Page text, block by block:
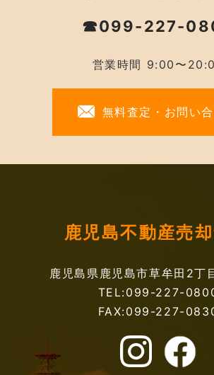
☎099-227-
営業時間 9:00〜
無料査定・お問い
鹿児島不動産売
鹿児島県鹿児島市草牟田2丁
TEL:099-227-
FAX:099-227-